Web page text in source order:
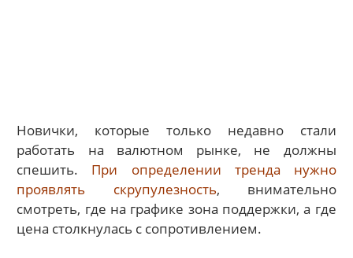
Новички, которые только недавно стали
работать на валютном рынке, не должны
спешить. При определении тренда нужно
проявлять скрупулезность, внимательно
смотреть, где на графике зона поддержки, а где
цена столкнулась с сопротивлением.